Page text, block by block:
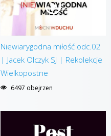
Niewiarygodna miłość odc.02
| Jacek Olczyk SJ | Rekolekcje
Wielkopostne
6497 obejrzen